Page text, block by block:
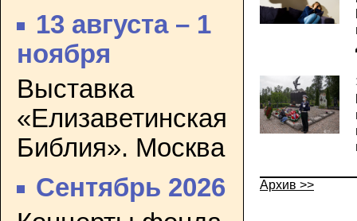
13 августа – 1
ноября
Выставка
«Елизаветинская
Библия». Москва
Сентябрь 2026
Архив >>